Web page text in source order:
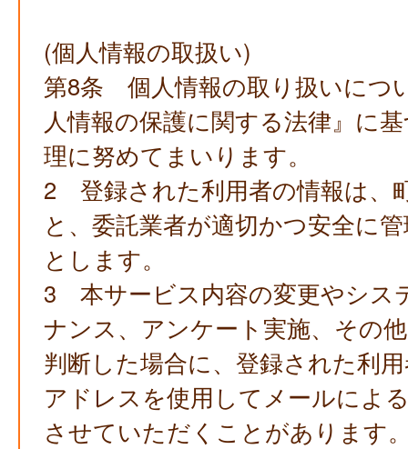
(個人情報の取扱い)
第8条 個人情報の取り扱いにつ
人情報の保護に関する法律』に
理に努めてまいります。
2 登録された利用者の情報は、
と、委託業者が適切かつ安全に
とします。
3 本サービス内容の変更やシス
ナンス、アンケート実施、その
判断した場合に、登録された利
アドレスを使用してメールによ
させていただくことがあります